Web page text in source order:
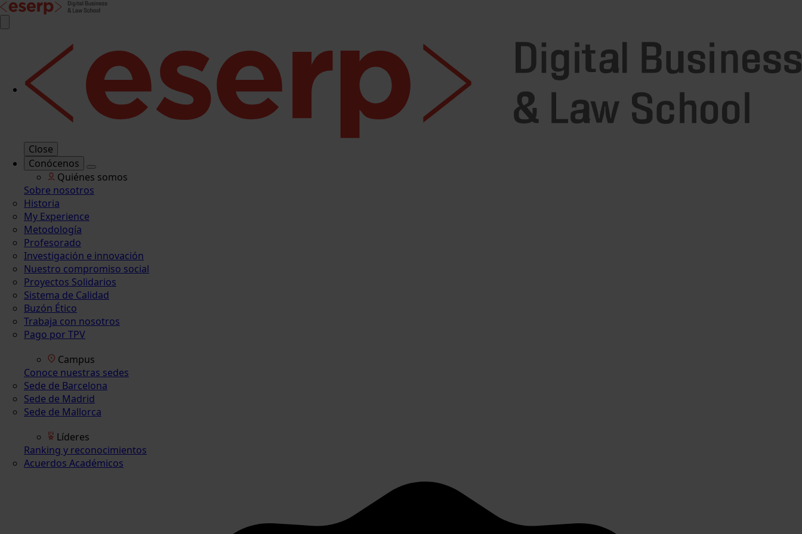
Close
Conócenos
Quiénes somos
Sobre nosotros
Historia
My Experience
Metodología
Profesorado
Investigación e innovación
Nuestro compromiso social
Proyectos Solidarios
Sistema de Calidad
Buzón Ético
Trabaja con nosotros
Pago por TPV
Campus
Conoce nuestras sedes
Sede de Barcelona
Sede de Madrid
Sede de Mallorca
Líderes
Ranking y reconocimientos
Acuerdos Académicos